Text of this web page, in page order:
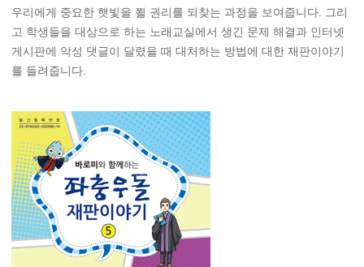
우리에게 중요한 햇빛을 쬘 권리를 되찾는 과정을 보여줍니다. 그리
고 학생들을 대상으로 하는 노래교실에서 생긴 문제 해결과 인터넷
게시판에 악성 댓글이 달렸을 때 대처하는 방법에 대한 재판이야기
를 들려줍니다.